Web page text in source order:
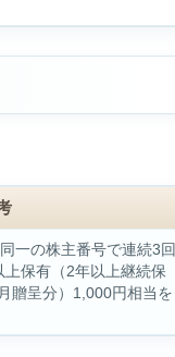
一の株主番号で連続3回
保有（2年以上継続保
贈呈分）1,000円相当を